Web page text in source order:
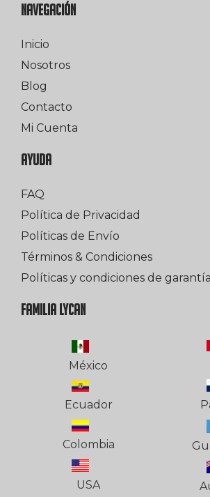
NAVEGACIÓN
Inicio
Nosotros
Blog
Contacto
Mi Cuenta
AYUDA
FAQ
Política de Privacidad
Políticas de Envío
Términos & Condiciones
Políticas y condiciones de garantía
FAMILIA LYCAN
México
Ecuador
Colombia
USA